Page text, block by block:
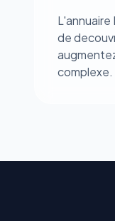
de
complexe.